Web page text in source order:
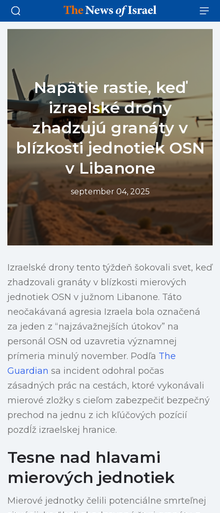
Napätie rastie, keď
izraelské drony
zhadzujú granáty v
blízkosti jednotiek OSN
v Libanone
september 04, 2025
Izraelské drony tento týždeň šokovali svet, keď
zhadzovali granáty v blízkosti mierových
jednotiek OSN v južnom Libanone. Táto
neočakávaná agresia Izraela bola označená
za jeden z “najzávažnejších útokov” na
personál OSN od uzavretia významnej
prímeria minulý november. Podľa The
Guardian sa incident odohral počas
zásadných prác na cestách, ktoré vykonávali
mierové zložky s cieľom zabezpečiť bezpečný
prechod na jednu z ich kľúčových pozícií
pozdĺž izraelskej hranice.
Tesne nad hlavami
mierových jednotiek
Mierové jednotky čelili potenciálne smrteľnej